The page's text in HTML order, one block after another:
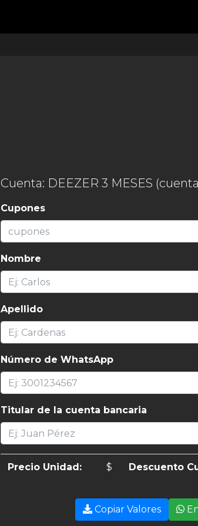
Cuenta: DEEZER 3 MESES
Cupones
Nombre
Apellido
Número de WhatsApp
Titular de la cuenta bancaria
Precio Unidad: $ Descuento
Copiar Valores